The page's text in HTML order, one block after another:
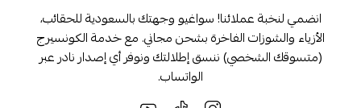
انضمي لنخبة عملائنا! سواغيو وجهتك بالسعودية للحقائب،
الأزياء والشوزات الفاخرة بشحن مجاني. مع خدمة الكونسيرج
(متسوقك الشخصي) ننسق إطلالتك ونوفر أي إصدار نادر عبر
الواتساب.